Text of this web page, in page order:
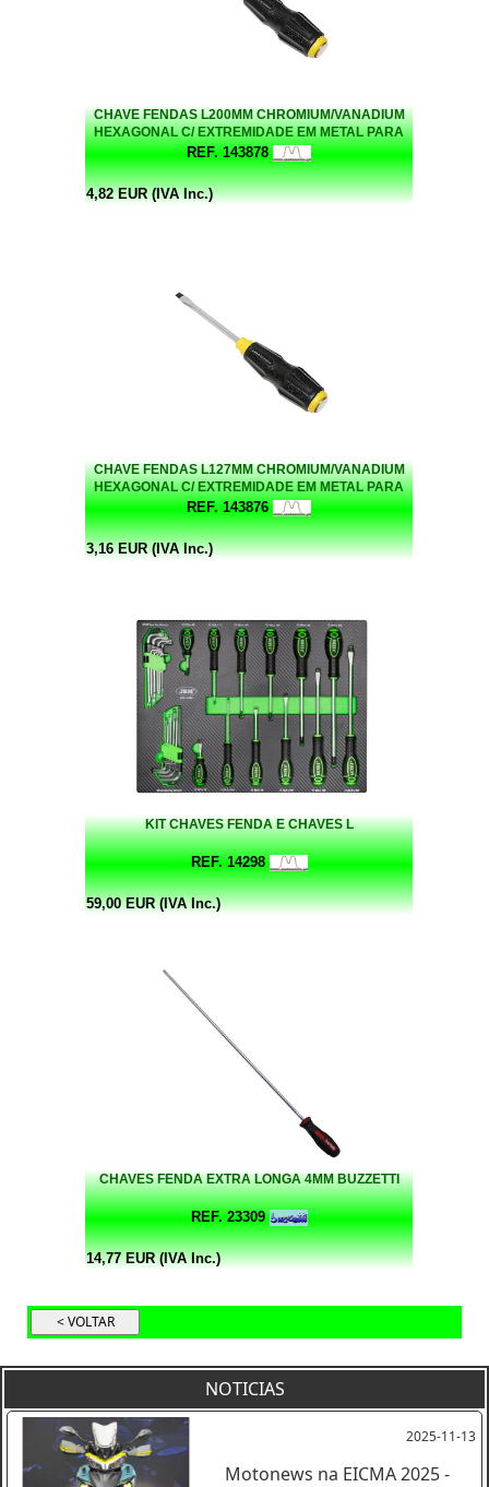
CHAVE FENDAS L200MM CHROMIUM/VANADIUM
HEXAGONAL C/ EXTREMIDADE EM METAL PARA
BATER
REF. 143878
4,82 EUR (IVA Inc.)
CHAVE FENDAS L127MM CHROMIUM/VANADIUM
HEXAGONAL C/ EXTREMIDADE EM METAL PARA
BATER
REF. 143876
3,16 EUR (IVA Inc.)
KIT CHAVES FENDA E CHAVES L
REF. 14298
59,00 EUR (IVA Inc.)
CHAVES FENDA EXTRA LONGA 4MM BUZZETTI
REF. 23309
14,77 EUR (IVA Inc.)
NOTICIAS
2025-11-13
Motonews na EICMA 2025 -